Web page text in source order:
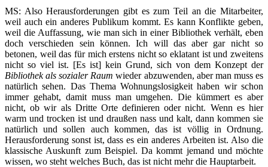
MS: Also Herausforderungen gibt es zum Teil an die Mitarbeiter,
weil auch ein anderes Publikum kommt. Es kann Konflikte geben,
weil die Auffassung, wie man sich in einer Bibliothek verhält, eben
doch verschieden sein können. Ich will das aber gar nicht so
betonen, weil das für mich erstens nicht so eklatant ist und zweitens
nicht so viel ist. [Es ist] kein Grund, sich von dem Konzept der
Bibliothek als sozialer Raum wieder abzuwenden, aber man muss es
natürlich sehen. Das Thema Wohnungslosigkeit haben wir schon
immer gehabt, damit muss man umgehen. Die kümmert es aber
nicht, ob wir als Dritte Orte definieren oder nicht. Wenn es hier
warm und trocken ist und draußen nass und kalt, dann kommen sie
natürlich und sollen auch kommen, das ist völlig in Ordnung.
Herausforderung sonst ist, dass es ein anderes Arbeiten ist. Also die
klassische Auskunft zum Beispiel. Da kommt jemand und möchte
wissen, wo steht welches Buch, das ist nicht mehr die Hauptarbeit.